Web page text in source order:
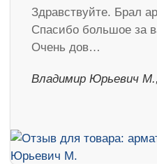
Здравствуйте. Брал
Спасибо большое за
Очень дов…
Владимир Юрьевич